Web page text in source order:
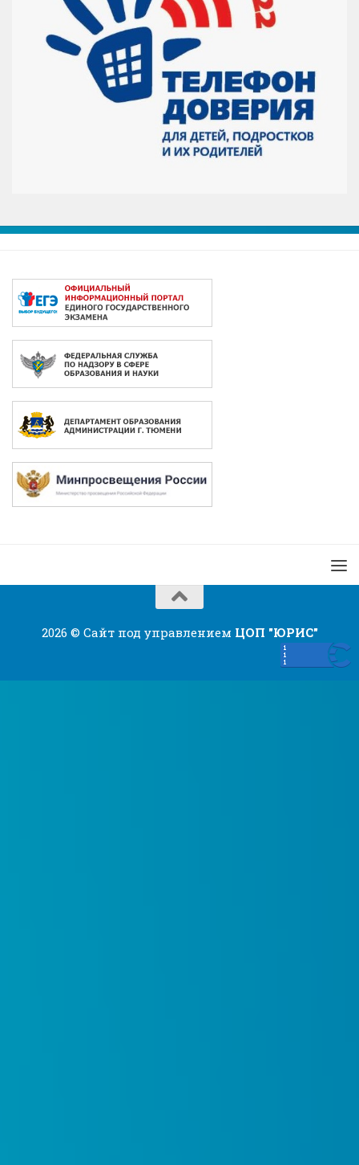
2026 © Сайт под управлением ЦОП "ЮРИС"